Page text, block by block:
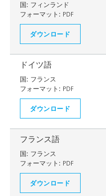
国: フィンランド
フォーマット: PDF
ダウンロード
ドイツ語
国: フランス
フォーマット: PDF
ダウンロード
フランス語
国: フランス
フォーマット: PDF
ダウンロード